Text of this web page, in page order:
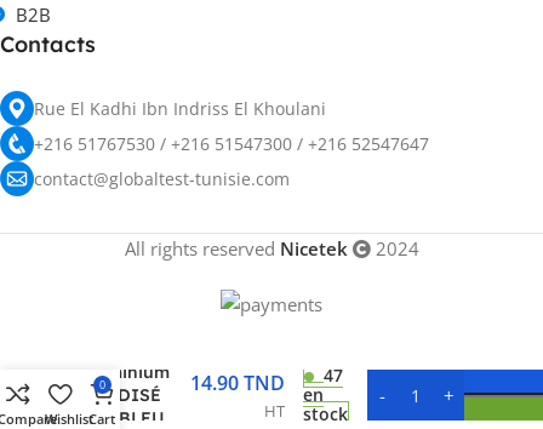
B2B
Contacts
Rue El Kadhi Ibn Indriss El Khoulani
+216 51767530 / +216 51547300 / +216 52547647
contact@globaltest-tunisie.com
All rights reserved Nicetek 2024
Aluminium
ANODISÉ
CUP BLEU
14.90TND
HT
47
en
stock
Wishlist
0
Cart